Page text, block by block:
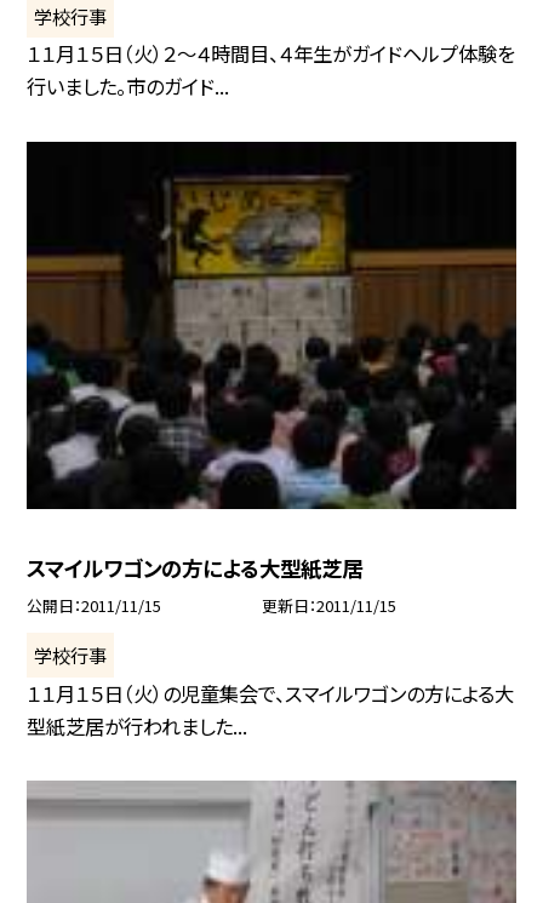
学校行事
１１月１５日（火）２〜４時間目、４年生がガイドヘルプ体験を
行いました。市のガイド...
スマイルワゴンの方による大型紙芝居
公開日 2011/11/15 更新日 2011/11/15
学校行事
１１月１５日（火）の児童集会で、スマイルワゴンの方による大
型紙芝居が行われました...